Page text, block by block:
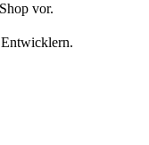
vor.